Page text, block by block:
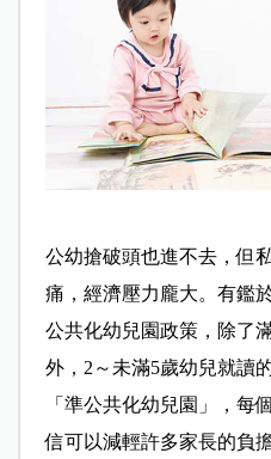
公幼搶破頭也進不去，但
痛，經濟壓力龐大。有鑑
公共化幼兒園政策，除了
外，2～未滿5歲幼兒就讀
「準公共化幼兒園」，每
信可以減輕許多家長的負擔